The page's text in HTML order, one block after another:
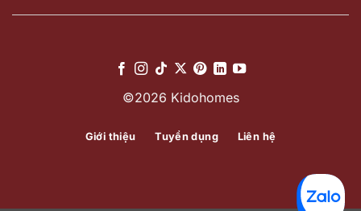
©2026 Kidohomes
Giới thiệu Tuyển dụng Liên hệ